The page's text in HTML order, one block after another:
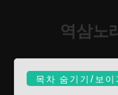
역삼노
목차 숨기기/보이